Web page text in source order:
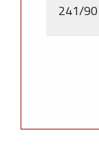
241/